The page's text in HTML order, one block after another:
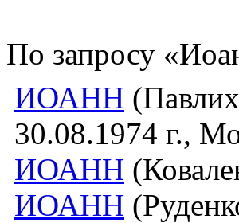
По запросу
ИОАНН
30.08.1974 г.,
ИОАНН
ИОАНН